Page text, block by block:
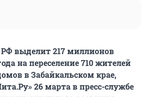
выделит 217 миллионов
на переселение 710 жителей
в Забайкальском крае,
26 марта в пресс-службе